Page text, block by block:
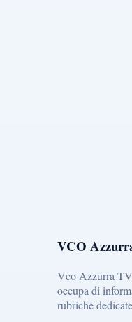
VCO
Vco Azzurra TV
occupa di
rubriche